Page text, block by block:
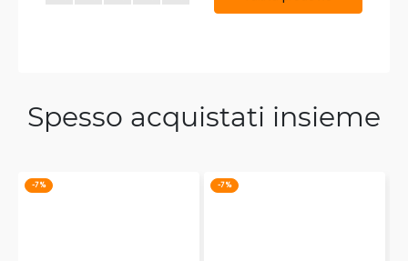
Spesso acquistati insieme
-7 % -7 %